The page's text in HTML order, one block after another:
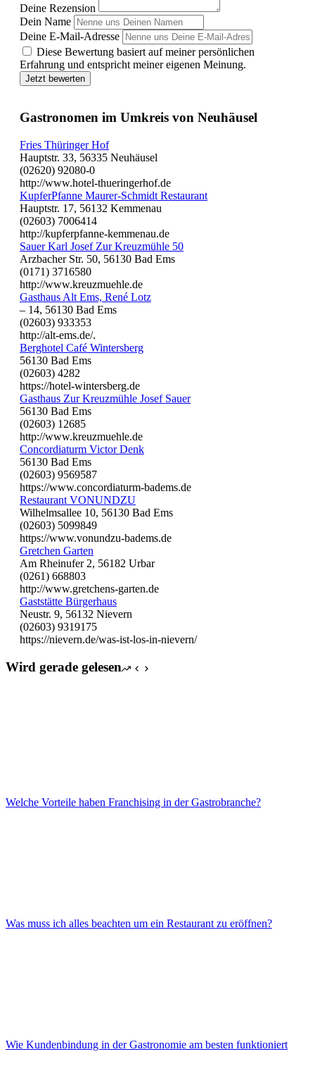
Deine Rezension
Dein Name
Deine E-Mail-Adresse
Diese Bewertung basiert auf meiner persönlichen
Erfahrung und entspricht meiner eigenen Meinung.
Jetzt bewerten
Gastronomen im Umkreis von Neuhäusel
Fries Thüringer Hof
Hauptstr. 33, 56335 Neuhäusel
(02620) 92080-0
http://www.hotel-thueringerhof.de
KupferPfanne Maurer-Schmidt Restaurant
Hauptstr. 17, 56132 Kemmenau
(02603) 7006414
http://kupferpfanne-kemmenau.de
Sauer Karl Josef Zur Kreuzmühle 50
Arzbacher Str. 50, 56130 Bad Ems
(0171) 3716580
http://www.kreuzmuehle.de
Gasthaus Alt Ems, René Lotz
– 14, 56130 Bad Ems
(02603) 933353
http://alt-ems.de/.
Berghotel Café Wintersberg
56130 Bad Ems
(02603) 4282
https://hotel-wintersberg.de
Gasthaus Zur Kreuzmühle Josef Sauer
56130 Bad Ems
(02603) 12685
http://www.kreuzmuehle.de
Concordiaturm Victor Denk
56130 Bad Ems
(02603) 9569587
https://www.concordiaturm-badems.de
Restaurant VONUNDZU
Wilhelmsallee 10, 56130 Bad Ems
(02603) 5099849
https://www.vonundzu-badems.de
Gretchen Garten
Am Rheinufer 2, 56182 Urbar
(0261) 668803
http://www.gretchens-garten.de
Gaststätte Bürgerhaus
Neustr. 9, 56132 Nievern
(02603) 9319175
https://nievern.de/was-ist-los-in-nievern/
Wird gerade gelesen
Welche Vorteile haben Franchising in der Gastrobranche?
Was muss ich alles beachten um ein Restaurant zu eröffnen?
Wie Kundenbindung in der Gastronomie am besten funktioniert